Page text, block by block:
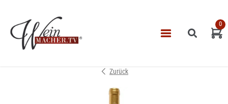
VINOTHEK
0
Zurück